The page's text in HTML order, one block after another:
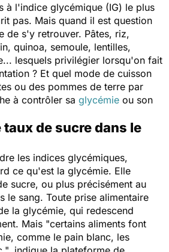
à l'indice glycémique (IG) le plus
pas. Mais quand il est question
de s'y retrouver. Pâtes, riz,
quinoa, semoule, lentilles,
lesquels privilégier lorsqu'on fait
? Et quel mode de cuisson
ou des pommes de terre par
à contrôler sa glycémie ou son
taux de sucre dans le
les indices glycémiques,
ce qu'est la glycémie. Elle
sucre, ou plus précisément au
le sang. Toute prise alimentaire
la glycémie, qui redescend
Mais "certains aliments font
comme le pain blanc, les